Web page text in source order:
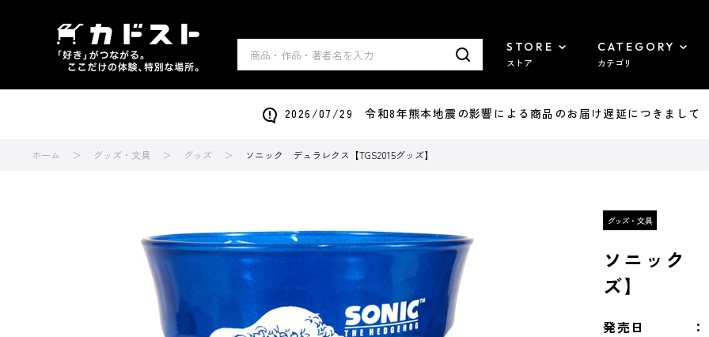
STORE
ストア
CATEGORY
カテゴリ
2026/07/29 令和8年熊本地震の影響による商品のお届け遅延につきまして
ホーム グッズ・文具 グッズ ソニック デュラレクス【TGS2015グッズ】
ソニック
ズ】
発売日